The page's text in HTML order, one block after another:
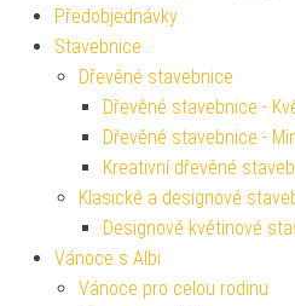
Předobjednávky
Stavebnice
Dřevěné stavebnice
Dřevěné stavebnice -
Dřevěné stavebnice -
Kreativní dřevěné
Klasické a designové
Designové květinové
Vánoce s Albi
Vánoce pro celou rodinu